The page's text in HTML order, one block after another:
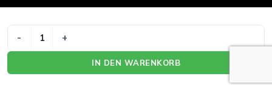
TransferCard
melocare GmbH - Online Shop | Besuchen Sie uns unter
melo.care
MECO WUNDVERSORGUNGS-SET Menge
IN DEN WARENKORB